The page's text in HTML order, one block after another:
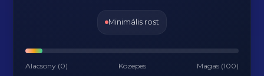
Minimális rost
Alacsony (0) Közepes Magas (100)